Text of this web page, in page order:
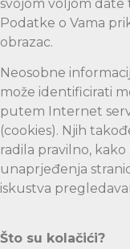
svojom voljom date
Podatke o Vama
obrazac.
Neosobne
može identificirati
putem Internet
(cookies). Njih
radila pravilno,
unaprjeđenja
iskustva
Što su kolačići?